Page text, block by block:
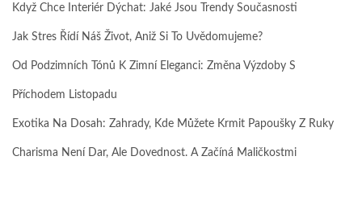
Když Chce Interiér Dýchat: Jaké Jsou Trendy Současnosti
Jak Stres Řídí Náš Život, Aniž Si To Uvědomujeme?
Od Podzimních Tónů K Zimní Eleganci: Změna Výzdoby S
Příchodem Listopadu
Exotika Na Dosah: Zahrady, Kde Můžete Krmit Papoušky Z Ruky
Charisma Není Dar, Ale Dovednost. A Začíná Maličkostmi